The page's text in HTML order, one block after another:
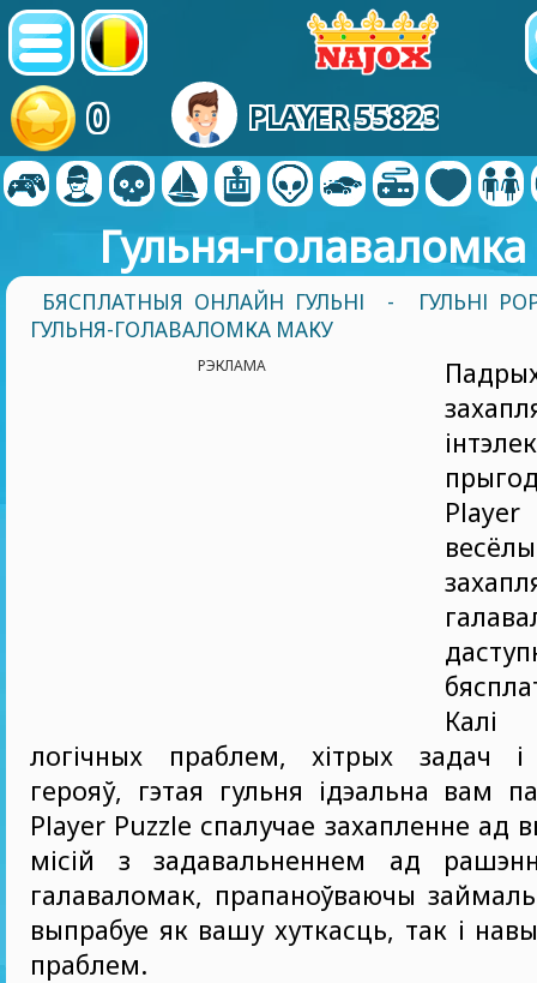
0 PLAYER 55823
Гульня-
БЯСПЛАТНЫЯ ОНЛАЙН ГУЛЬНІ -
ГУЛЬНІ
ГУЛЬНЯ-ГОЛАВАЛОМКА МАКУ
РЭКЛАМА
логічных праблем, хітрых задач і
герояў, гэтая гульня ідэальна вам
Player Puzzle спалучае захапленне ад
місій з задавальненнем ад
галаваломак, прапаноўваючы
выпрабуе як вашу хуткасць, так і
праблем.